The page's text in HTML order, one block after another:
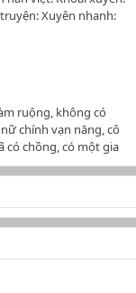
ra sao em tự mình
tình cảm. Cô cũng
Có tin là anh sẽ
yêu cô- " Em xin lỗi
"Cô còn có 1 bí mật
anh trai cùng với
Nhưng chuyện này
chứ. Có giấu cũng
chuyện này....P/s :
viết còn non lắm :(
có sự đồng ý của
nguyên văn phong
Xuyên nhanh:
Mặc LinhThể loại:
nhanh, hệ thống,
hước, HE,...Edit by
by Điềm Doãn#Do
duy nhất chính là
cái hệ thống này, cô
cả thở gấp cũng
tiêu tiền trong sợ
tùy tiện mở hình
ta định ra cái
trăm triệu!Sơ Tranh:
không thể hiểu
Ta muốn đi chinh
nhanh chóng đổi
ruộng, không có
chính vạn năng, cô
có chồng, có một gia
tuấn mỹ vô trù,
chỉ là một anh nông
thà, thương yêu bảo
Nữ chính giúp anh
xóm giềng, phấn
mọi người... đúng
phúc cũng